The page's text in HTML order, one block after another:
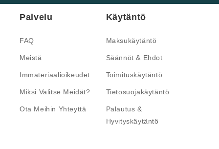
Palvelu
FAQ
Meistä
Immateriaalioikeudet
Miksi Valitse Meidät?
Ota Meihin Yhteyttä
Käytäntö
Maksukäytäntö
Säännöt & Ehdot
Toimituskäytäntö
Tietosuojakäytäntö
Palautus &
Hyvityskäytäntö